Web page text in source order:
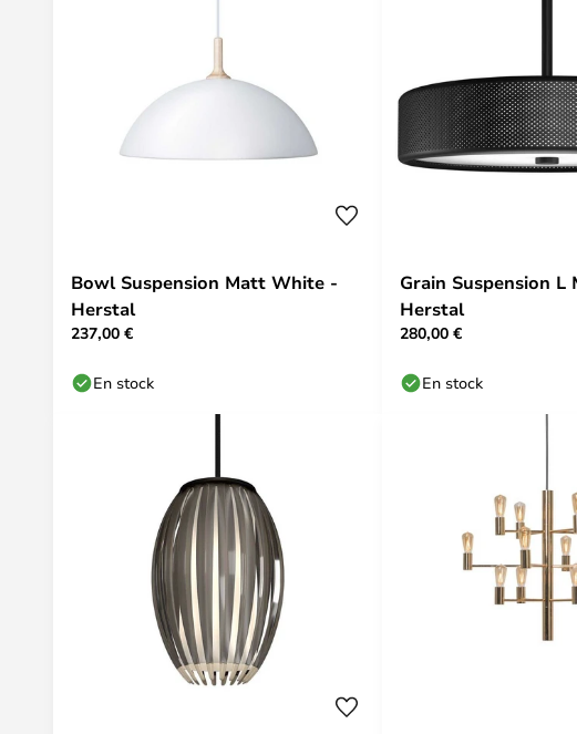
Bowl Suspension Matt White -
Herstal
237,00 €
En stock
Grain Suspension L
Herstal
280,00 €
En stock